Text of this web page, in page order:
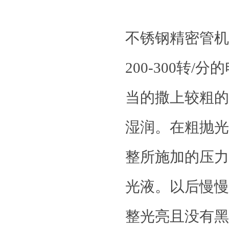
不锈钢精密管
200-300转/分
当的撒上较粗
湿润。在粗抛
整所施加的压
光液。以后慢
整光亮且没有